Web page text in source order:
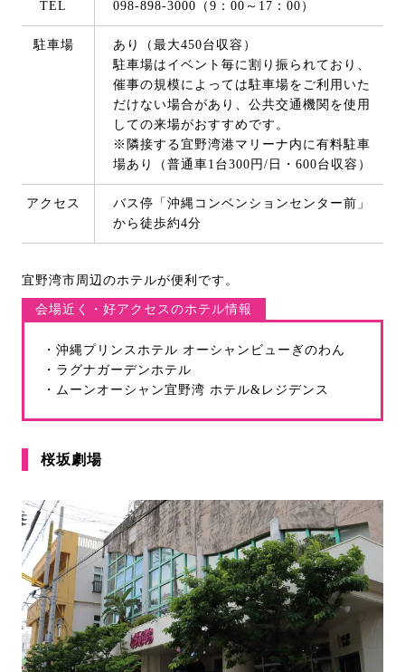
TEL 098-898-3000（9：00～17：00）
駐車場
あり（最大450台収容）
駐車場はイベント毎に割り振られており、
催事の規模によっては駐車場をご利用いた
だけない場合があり、公共交通機関を使用
しての来場がおすすめです。
※隣接する宜野湾港マリーナ内に有料駐車
場あり（普通車1台300円/日・600台収容）
アクセス
バス停「沖縄コンベンションセンター前」
から徒歩約4分
宜野湾市周辺のホテルが便利です。
会場近く・好アクセスのホテル情報
・沖縄プリンスホテル オーシャンビューぎのわん
・ラグナガーデンホテル
・ムーンオーシャン宜野湾 ホテル&レジデンス
桜坂劇場